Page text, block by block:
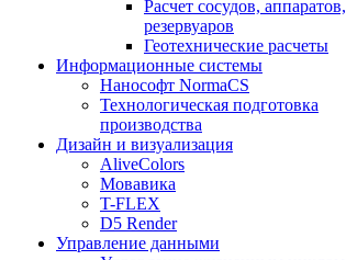
Расчет сосудов, аппаратов,
резервуаров
Геотехнические расчеты
Информационные системы
Нанософт NormaCS
Технологическая подготовка
производства
Дизайн и визуализация
AliveColors
Мовавика
T-FLEX
D5 Render
Управление данными